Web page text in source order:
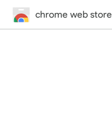
chrome web store